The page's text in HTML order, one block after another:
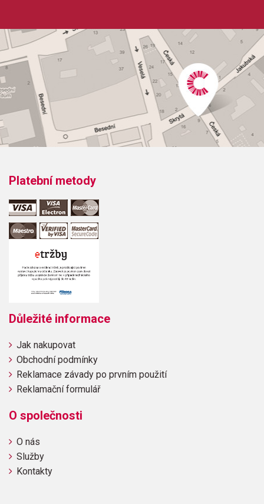
Platební metody
Důležité informace
Jak nakupovat
Obchodní podmínky
Reklamace závady po prvním použití
Reklamační formulář
O společnosti
O nás
Služby
Kontakty